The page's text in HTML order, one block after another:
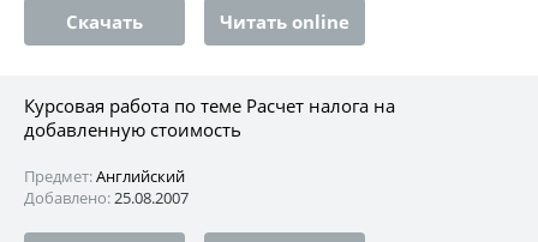
Скачать Читать online
Курсовая работа по теме Расчет налога на
добавленную стоимость
Предмет:Английский
Добавлено:25.08.2007